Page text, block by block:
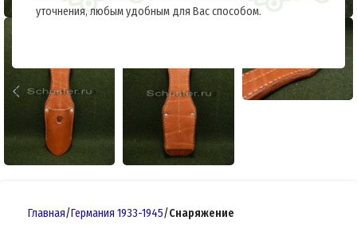
уточнения, любым удобным для Вас способом.
Главная Германия 1933-1945 Снаряжение